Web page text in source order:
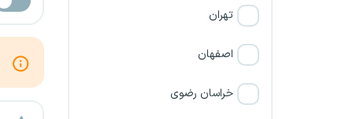
تهران
اصفهان
خراسان رضوی